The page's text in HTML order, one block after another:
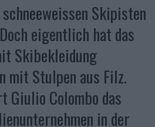
Skipisten
eigentlich hat das
Skibekleidung
mit Stulpen aus Filz.
Colombo das
in der